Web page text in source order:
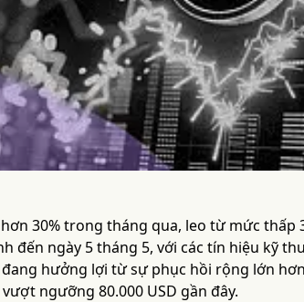
30% trong tháng qua, leo từ mức thấp
đến ngày 5 tháng 5, với các tín hiệu kỹ
hưởng lợi từ sự phục hồi rộng lớn
ngưỡng 80.000 USD gần đây.